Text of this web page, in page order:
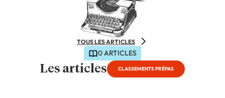
0 ARTICLES
Les articles CLASSEMENTS PRÉPAS
TOUS LES ARTICLES